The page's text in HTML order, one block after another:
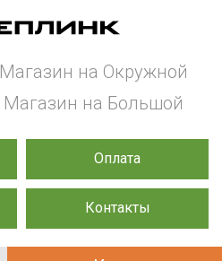
Оплата
Контакты
Магазин на Окружной
Магазин на Большой